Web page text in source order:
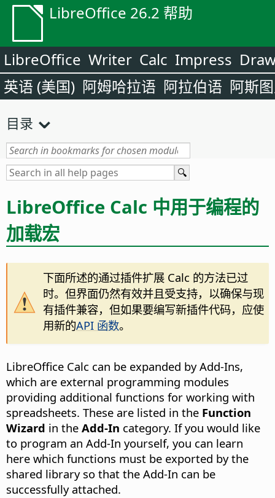
LibreOffice 26.2 帮助
LibreOffice Writer Calc Impress
英语 (美国) 阿姆哈拉语 阿拉伯语 阿斯
目录
LibreOffice Calc 中用于编程的
加载宏
下面所述的通过插件扩展 Calc 的方法已过
时。但界面仍然有效并且受支持，以确保与现
有插件兼容，但如果要编写新插件代码，应使
用新的API 函数。
LibreOffice Calc can be expanded by Add-Ins,
which are external programming modules
providing additional functions for working with
spreadsheets. These are listed in the Function
Wizard in the Add-In category. If you would like
to program an Add-In yourself, you can learn
here which functions must be exported by the
shared libraryso that the Add-In can be
successfully attached.